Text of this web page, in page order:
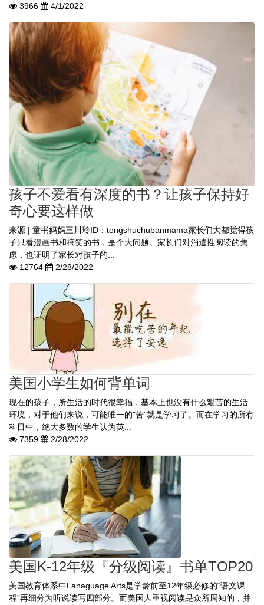
3966
4/1/2022
孩子不爱看有深度的书？让孩子保持好
奇心要这样做
来源 | 童书妈妈三川玲ID：tongshuchubanmama家长们大都觉得孩
子只看漫画书和搞笑的书，是个大问题。家长们对消遣性阅读的焦
虑，也证明了家长对孩子的...
12764
2/28/2022
美国小学生如何背单词
现在的孩子，所生活的时代很幸福，基本上也没有什么艰苦的生活
环境，对于他们来说，可能唯一的"苦"就是学习了。而在学习的所有
科目中，绝大多数的学生认为英...
7359
2/28/2022
美国K-12年级『分级阅读』书单TOP20
美国教育体系中Lanaguage Arts是学龄前至12年级必修的“语文课
程”再细分为听说读写四部分。而美国人重视阅读是众所周知的，并